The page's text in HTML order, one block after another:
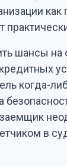
как
шансы на
когда-
в